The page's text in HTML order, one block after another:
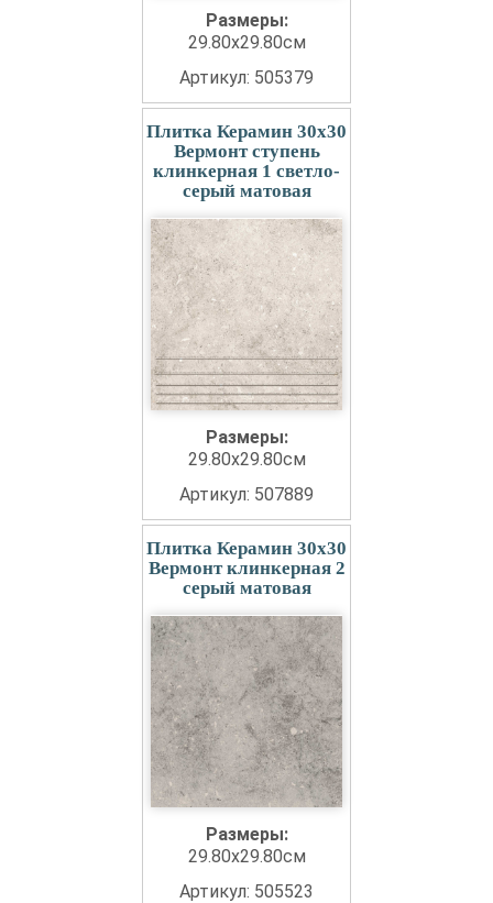
Размеры:
29.80x29.80см
Артикул: 505379
Плитка Керамин 30x30
Вермонт ступень
клинкерная 1 светло-
серый матовая
Размеры:
29.80x29.80см
Артикул: 507889
Плитка Керамин 30x30
Вермонт клинкерная 2
серый матовая
Размеры:
29.80x29.80см
Артикул: 505523